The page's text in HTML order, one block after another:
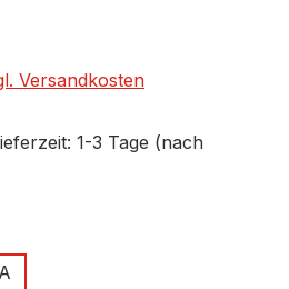
Versandkosten
1-3 Tage (nach